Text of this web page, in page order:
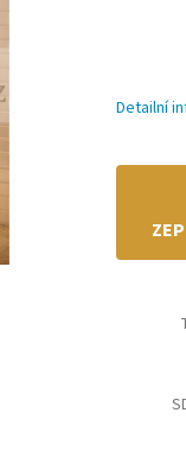
Detailní